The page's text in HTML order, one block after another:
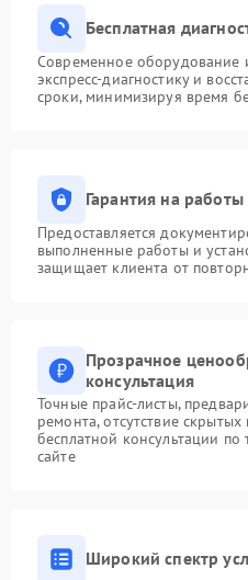
Бесплатная
Современное оборудование
экспресс-диагностику и
сроки, минимизируя время
Гарантия на работы
Предоставляется
выполненные работы и
защищает клиента от
Прозрачное
консультация
Точные прайс-листы,
ремонта, отсутствие
бесплатной консультации
сайте
Широкий спектр